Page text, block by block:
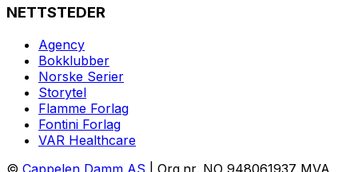
NETTSTEDER
Agency
Bokklubber
Norske Serier
Storytel
Flamme Forlag
Fontini Forlag
VAR Healthcare